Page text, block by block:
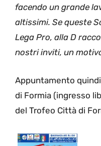
facendo un grande
altissimi. Se queste
Lega Pro, alla D
nostri inviti, un
Appuntamento
di Formia (ingresso
del Trofeo Città di